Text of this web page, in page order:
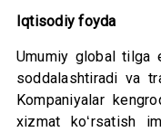
Iqtisodiy foyda
Umumiy global tilga
soddalashtiradi va
Kompaniyalar
xizmat koʻrsatish